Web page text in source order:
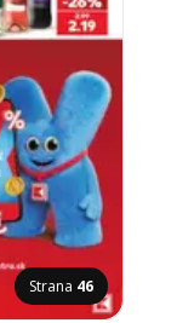
Strana 46